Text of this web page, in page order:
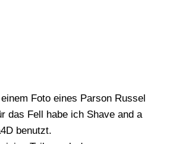
Foto eines Parson Russel
das Fell habe ich Shave and a
benutzt.